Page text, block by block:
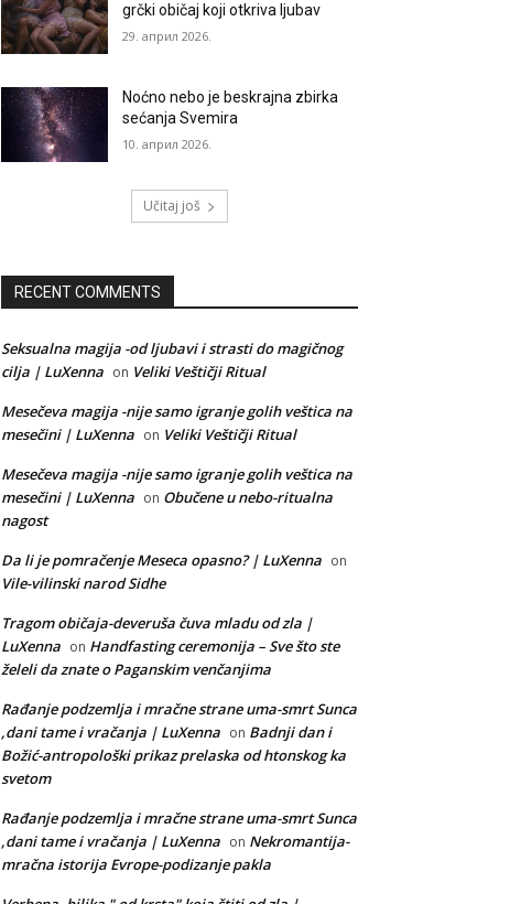
grčki običaj koji otkriva ljubav
29. април 2026.
Noćno nebo je beskrajna zbirka
sećanja Svemira
10. април 2026.
Učitaj još
RECENT COMMENTS
Seksualna magija -od ljubavi i strasti do magičnog
cilja | LuXenna on Veliki Veštičji Ritual
Mesečeva magija -nije samo igranje golih veštica na
mesečini | LuXenna on Veliki Veštičji Ritual
Mesečeva magija -nije samo igranje golih veštica na
mesečini | LuXenna on Obučene u nebo-ritualna
nagost
Da li je pomračenje Meseca opasno? | LuXenna on
Vile-vilinski narod Sidhe
Tragom običaja-deveruša čuva mladu od zla |
LuXenna on Handfasting ceremonija – Sve što ste
želeli da znate o Paganskim venčanjima
Rađanje podzemlja i mračne strane uma-smrt Sunca
,dani tame i vračanja | LuXenna on Badnji dan i
Božić-antropološki prikaz prelaska od htonskog ka
svetom
Rađanje podzemlja i mračne strane uma-smrt Sunca
,dani tame i vračanja | LuXenna on Nekromantija-
mračna istorija Evrope-podizanje pakla